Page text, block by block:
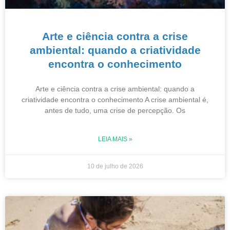
Arte e ciência contra a crise
ambiental: quando a criatividade
encontra o conhecimento
Arte e ciência contra a crise ambiental: quando a
criatividade encontra o conhecimento A crise ambiental é,
antes de tudo, uma crise de percepção. Os
LEIA MAIS »
10 de julho de 2026